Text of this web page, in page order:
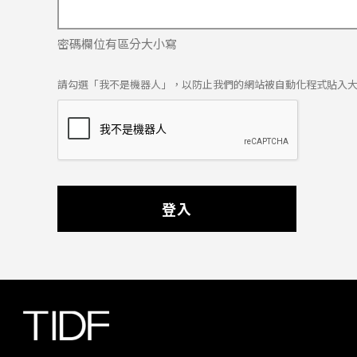
密碼欄位有區分大小寫
請勾選「我不是機器人」，以防止我們的網站被自動化程式貼入
登入